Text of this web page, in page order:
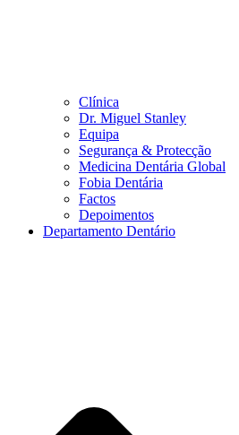
Clínica
Dr. Miguel Stanley
Equipa
Segurança & Protecção
Medicina Dentária Global
Fobia Dentária
Factos
Depoimentos
Departamento Dentário